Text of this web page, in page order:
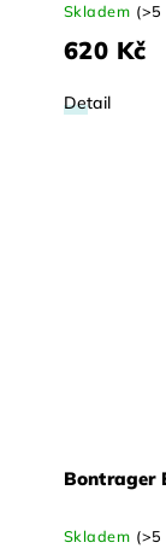
Skladem (>5
620 Kč
Detail
Bontrager
Skladem (>5